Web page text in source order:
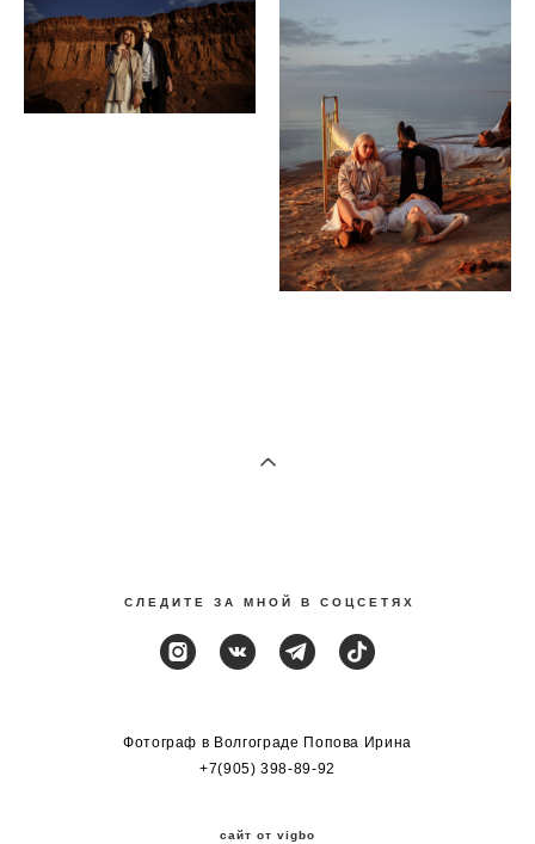
С Л Е Д И Т Е З А М Н О Й В С О Ц С Е Т Я Х
Фотограф в Волгограде Попова Ирина
+7(905) 398-89-92
сайт от vigbo